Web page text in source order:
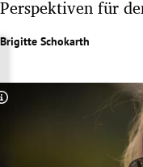
Untermenü
Perspektiven für
Brigitte Schokarth
Copyright-Hinweis